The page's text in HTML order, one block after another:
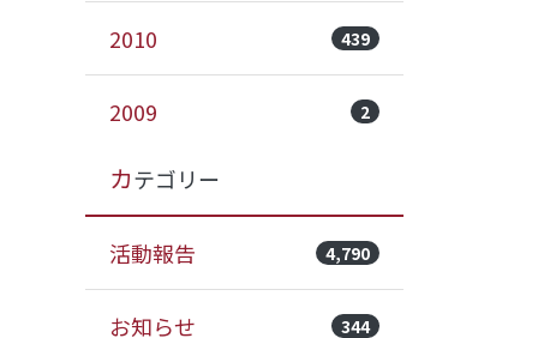
2010 439
2009 2
カテゴリー
活動報告 4,790
お知らせ 344